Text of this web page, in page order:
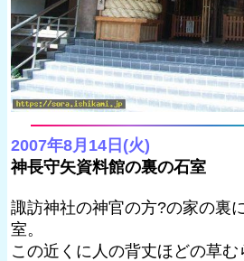
2007年8月14日(火)
神長守矢資料館の裏の石室
諏訪神社の神官の方?の家の裏
室。
この近くに人の背丈ほどの草